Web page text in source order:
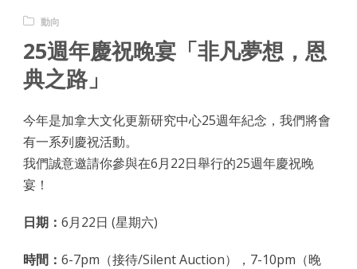
動向
25週年慶祝晚宴「非凡夢想，恩
典之路」
今年是加拿大文化更新研究中心25週年紀念，我們將會
有一系列慶祝活動。
我們誠意邀請你參與在6月22日舉行的25週年慶祝晚
宴！
日期： 6月22日 (星期六)
時間： 6-7pm（接待/Silent Auction），7-10pm（晚